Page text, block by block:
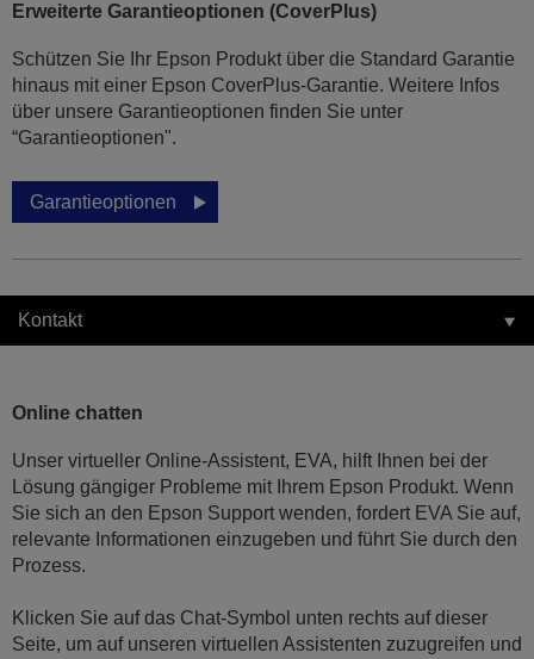
Erweiterte Garantieoptionen (CoverPlus)
Schützen Sie Ihr Epson Produkt über die Standard Garantie
hinaus mit einer Epson CoverPlus-Garantie. Weitere Infos
über unsere Garantieoptionen finden Sie unter
“Garantieoptionen".
Garantieoptionen
Kontakt
Online chatten
Unser virtueller Online-Assistent, EVA, hilft Ihnen bei der
Lösung gängiger Probleme mit Ihrem Epson Produkt. Wenn
Sie sich an den Epson Support wenden, fordert EVA Sie auf,
relevante Informationen einzugeben und führt Sie durch den
Prozess.
Klicken Sie auf das Chat-Symbol unten rechts auf dieser
Seite, um auf unseren virtuellen Assistenten zuzugreifen und